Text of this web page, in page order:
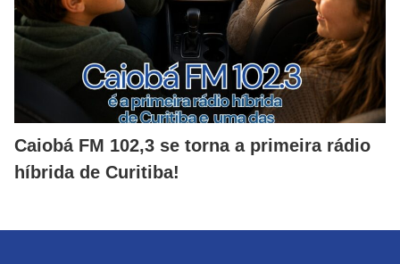
Caiobá FM 102,3 se torna a primeira rádio
híbrida de Curitiba!